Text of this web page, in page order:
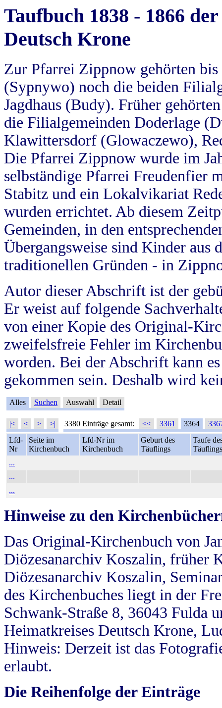
Taufbuch 1838 - 1866
Deutsch Krone
Zur Pfarrei Zippnow gehörten
(Sypnywo) noch die beiden
Jagdhaus (Budy). Früher
die Filialgemeinden Doderlage
Klawittersdorf (Glowaczewo),
Die Pfarrei Zippnow wurde im
selbständige Pfarrei Freudenfier
Stabitz und ein Lokalvikariat
wurden errichtet. Ab diesem
Gemeinden, in den
Übergangsweise sind Kinder aus
traditionellen Gründen - in
Autor dieser Abschrift ist der
Er weist auf folgende
von einer Kopie des Original-
zweifelsfreie Fehler im
worden. Bei der Abschrift kann
gekommen sein. Deshalb wird
Alles Suchen Auswahl Detail
|< < > >| 3380 Einträge gesamt: << 3361 3364
Lfd-
Nr
Seite im
Kirchenbuch
Lfd-Nr im
Kirchenbuch
Geburt des
Täuflings
Taufe
Täuflings
...
...
...
Hinweise zu den
Das Original-Kirchenbuch von
Diözesanarchiv Koszalin, früher
Diözesanarchiv Koszalin,
des Kirchenbuches liegt in der
Schwank-Straße 8, 36043 Fulda
Heimatkreises Deutsch Krone,
Hinweis: Derzeit ist das
erlaubt.
Die Reihenfolge der Einträge